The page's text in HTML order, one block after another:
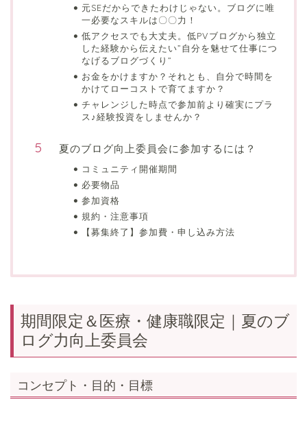
元SEだからできたわけじゃない。ブログに唯
一必要なスキルは〇〇力！
低アクセスでも大丈夫。低PVブログから独立
した経験から伝えたい”自分を魅せて仕事につ
なげるブログづくり”
お金をかけますか？それとも、自分で時間を
かけてローコストで育てますか？
チャレンジした時点で参加前より確実にプラ
ス♪経験投資をしませんか？
夏のブログ向上委員会に参加するには？
コミュニティ開催期間
必要物品
参加資格
規約・注意事項
【募集終了】参加費・申し込み方法
期間限定＆医療・健康職限定｜夏のブ
ログ力向上委員会
コンセプト・目的・目標